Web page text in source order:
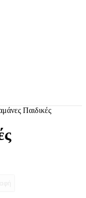
Παιδικές